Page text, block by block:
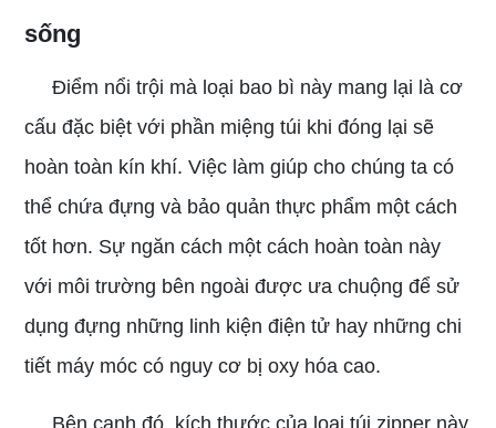
sống
Điểm nổi trội mà loại bao bì này mang lại là cơ
cấu đặc biệt với phần miệng túi khi đóng lại sẽ
hoàn toàn kín khí. Việc làm giúp cho chúng ta có
thể chứa đựng và bảo quản thực phẩm một cách
tốt hơn. Sự ngăn cách một cách hoàn toàn này
với môi trường bên ngoài được ưa chuộng để sử
dụng đựng những linh kiện điện tử hay những chi
tiết máy móc có nguy cơ bị oxy hóa cao.
Bên cạnh đó, kích thước của loại túi zipper này